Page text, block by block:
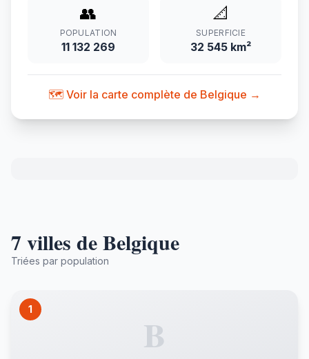
👥
POPULATION
11 132 269
📐
SUPERFICIE
32 545 km²
🗺️ Voir la carte complète de Belgique →
7 villes de Belgique
Triées par population
1
B